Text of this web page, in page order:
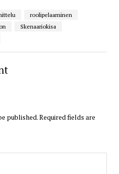
roolipelaaminen
Skenaariokisa
published.Required fields are